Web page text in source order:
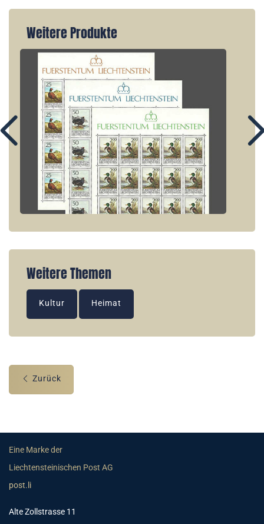
Weitere Produkte
Weitere Themen
Kultur Heimat
Zurück
Eine Marke der
Liechtensteinischen Post AG
post.li
Alte Zollstrasse 11